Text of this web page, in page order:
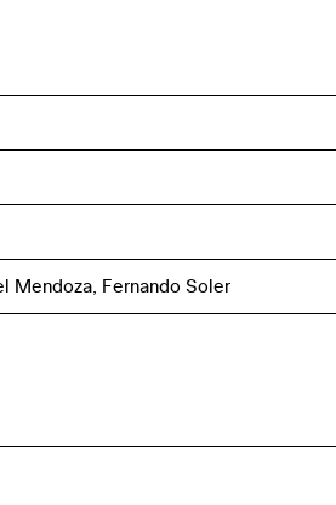
Mendoza, Fernando Soler